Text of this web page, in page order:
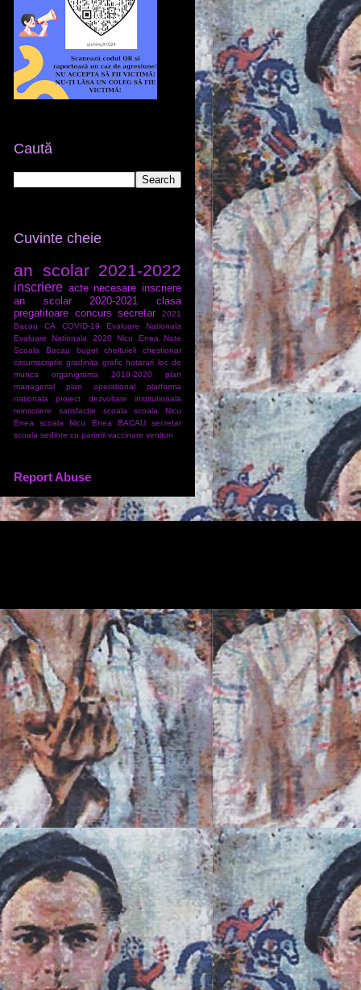
Caută
Cuvinte cheie
an scolar 2021-2022
inscriere acte necesare inscriere
an scolar 2020-2021
clasa
pregatitoare concurs secretar
2021
Bacau
CA COVID-19
Evaluare Nationala
Evaluare Nationala 2020 Nicu Enea
Note
Scoala Bacau
buget cheltuieli
chestionar
circumscriptie gradinita grafic hotarari loc de
munca
organigrama 2019-2020
plan
managerial
plan operational
platforma
nationala
proiect dezvoltare institutionala
reinscriere
satisfactie scoala
scoala Nicu
Enea
scoala Nicu Enea BACAU
secretar
scoala sedinte cu parintii vaccinare venituri
Report Abuse